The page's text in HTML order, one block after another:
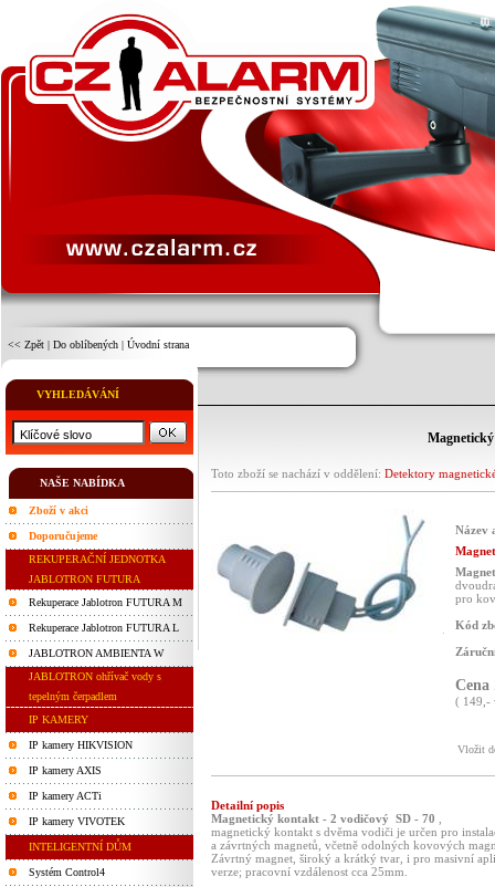
<< Zpět | Do oblíbených | Úvodní strana
VYHLEDÁVÁNÍ
NAŠE NABÍDKA
Zboží v akci
Doporučujeme
REKUPERAČNÍ JEDNOTKA
JABLOTRON FUTURA
Rekuperace Jablotron FUTURA M
Rekuperace Jablotron FUTURA L
JABLOTRON AMBIENTA W
JABLOTRON ohřívač vody s
tepelným čerpadlem
IP KAMERY
IP kamery HIKVISION
IP kamery AXIS
IP kamery ACTi
IP kamery VIVOTEK
INTELIGENTNÍ DŮM
Systém Control4
Toto zboží se nachází v oddělení: Detektory
Název
pro
Kód
Cena
( 149,-
Vložit
Detailní popis
Magnetický kontakt - 2 vodičový SD - 70
magnetický kontakt s dvěma vodiči je určen pro
a závrtných magnetů, včetně odolných kovových
Závrtný magnet, široký a krátký tvar, i pro masivní
verze; pracovní vzdálenost cca 25mm.